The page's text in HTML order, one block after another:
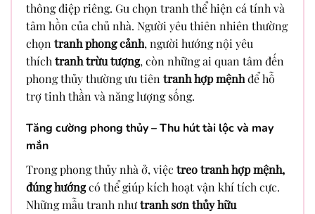
thông điệp riêng. Gu chọn tranh thể hiện cá tính và
tâm hồn của chủ nhà. Người yêu thiên nhiên thường
chọntranh phong cảnh, người hướng nội yêu
thíchtranh trừu tượng, còn những ai quan tâm đến
phong thủy thường ưu tiêntranh hợp mệnhđể hỗ
trợ tinh thần và năng lượng sống.
Tăng cường phong thủy – Thu hút tài lộc và may
mắn
Trong phong thủy nhà ở, việc treo tranh hợp mệnh,
đúng hướngcó thể giúp kích hoạt vận khí tích cực.
Những mẫu tranh nhưtranh sơn thủy hữu